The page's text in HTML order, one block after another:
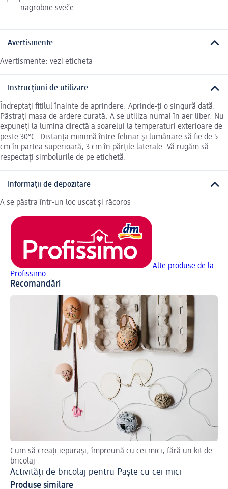
nagrobne sveče
Avertismente
Avertismente: vezi eticheta
Instrucțiuni de utilizare
Îndreptați fitilul înainte de aprindere. Aprinde-ți o singură dată.
Păstrați masa de ardere curată. A se utiliza numai în aer liber. Nu
expuneți la lumina directă a soarelui la temperaturi exterioare de
peste 30°C. Distanța minimă între felinar și lumânare să fie de 5
cm în partea superioară, 3 cm în părțile laterale. Vă rugăm să
respectați simbolurile de pe etichetă.
Informații de depozitare
A se păstra într-un loc uscat și răcoros
Alte produse de la
Profissimo
Recomandări
Cum să creați iepurași, împreună cu cei mici, fără un kit de
bricolaj
Activități de bricolaj pentru Paște cu cei mici
Produse similare